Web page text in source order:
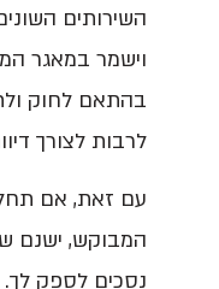
השירותים
וישמר במאגר
בהתאם לחוק
לרבות לצורך דיוור
עם זאת, אם
המבוקש, ישנם
נסכים לספק לך.